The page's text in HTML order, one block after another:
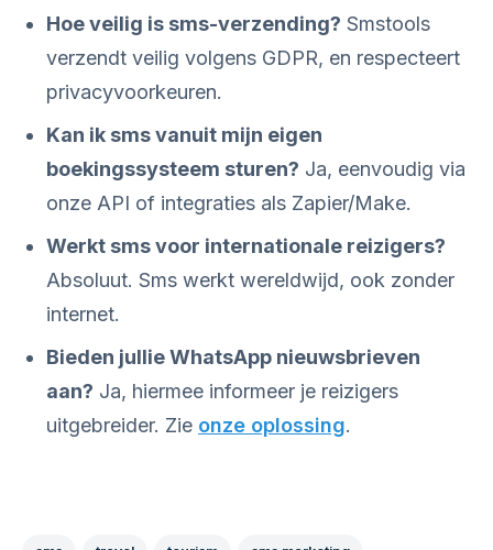
Hoe veilig is sms-verzending? Smstools
verzendt veilig volgens GDPR, en respecteert
privacyvoorkeuren.
Kan ik sms vanuit mijn eigen
boekingssysteem sturen? Ja, eenvoudig via
onze API of integraties als Zapier/Make.
Werkt sms voor internationale reizigers?
Absoluut. Sms werkt wereldwijd, ook zonder
internet.
Bieden jullie WhatsApp nieuwsbrieven
aan? Ja, hiermee informeer je reizigers
uitgebreider. Zie onze oplossing.